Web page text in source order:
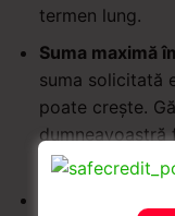
termen lung.
Suma maximă
suma solicitată
poate crește.
dumneavoastră
excesive este